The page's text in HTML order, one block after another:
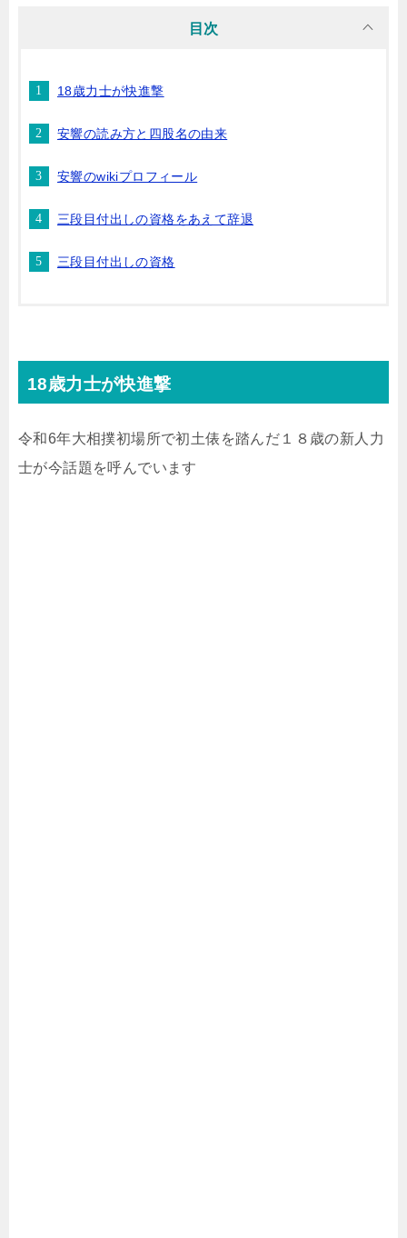
目次
18歳力士が快進撃
安響の読み方と四股名の由来
安響のwikiプロフィール
三段目付出しの資格をあえて辞退
三段目付出しの資格
18歳力士が快進撃
令和6年大相撲初場所で初土俵を踏んだ１８歳の新人力
士が今話題を呼んでいます